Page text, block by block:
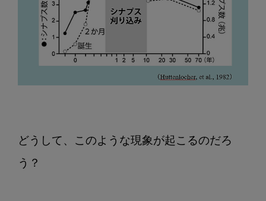
どうして、このような現象が起こるのだろ
う？